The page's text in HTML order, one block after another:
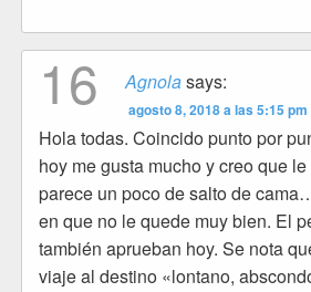
16 Agnolasays:
agosto 8, 2018 a las 5:15 pm
Hola todas. Coincido punto por
hoy me gusta mucho y creo que
parece un poco de salto de
en que no le quede muy bien. El
también aprueban hoy. Se nota
viaje al destino «lontano,